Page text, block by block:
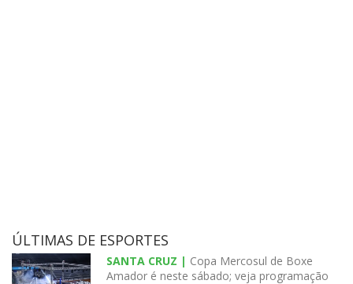
ÚLTIMAS DE ESPORTES
SANTA CRUZ | Copa Mercosul de Boxe
Amador é neste sábado; veja programação